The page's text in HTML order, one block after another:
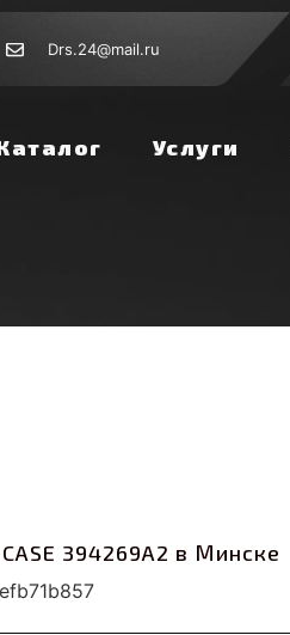
Drs.24@mail.ru
Услуги
394269A2 в Минске